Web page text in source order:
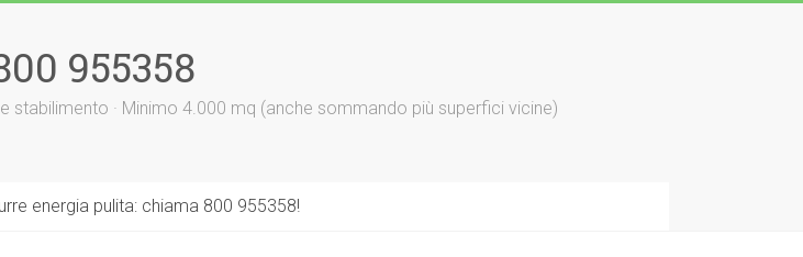
955358
· Minimo 4.000 mq (anche sommando più superfici vicine)
energia pulita: chiama 800 955358!